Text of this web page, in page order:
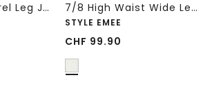
High Waist Barrel Leg Jeans im Loose Fit 7/8 High Waist Wide Leg Jeans im Loose Fit
STYLE EMEE
CHF 99.90